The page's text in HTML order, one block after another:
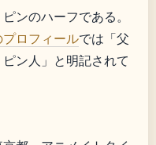
ンのハーフである。
ロフィールでは「父
ン人」と明記されて